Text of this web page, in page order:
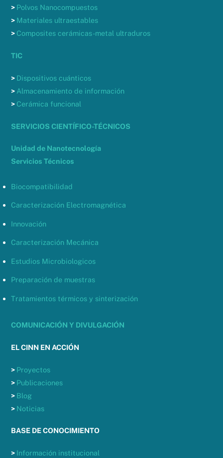
> Polvos Nanocompuestos
> Materiales ultraestables
> Composites cerámicas-metal ultraduros
TIC
> Dispositivos cuánticos
> Almacenamiento de información
> Cerámica funcional
SERVICIOS CIENTÍFICO-TÉCNICOS
Unidad de Nanotecnología
Servicios Técnicos
Biocompatibilidad
Caracterización Electromagnética
Innovación
Caracterización Mecánica
Estudios Microbiologicos
Preparación de muestras
Tratamientos térmicos y sinterización
COMUNICACIÓN Y DIVULGACIÓN
EL CINN EN ACCIÓN
> Proyectos
> Publicaciones
> Blog
> Noticias
BASE DE CONOCIMIENTO
> Información institucional